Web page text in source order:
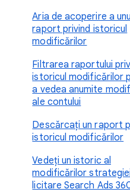
Aria de acoperire a
raport privind istoricul
modificărilor
Filtrarea raportului
istoricul modificărilor
a vedea anumite
ale contului
Descărcați un raport
istoricul modificărilor
Vedeți un istoric al
modificărilor
licitare Search Ads